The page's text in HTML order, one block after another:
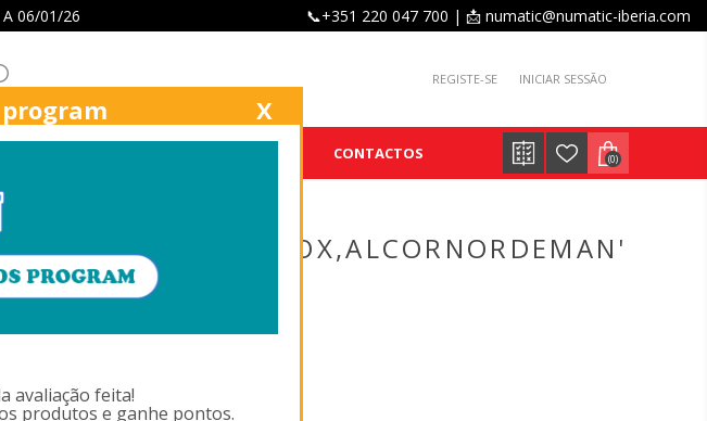
06/01/26 📞+351 220 047 700 | 📩 numatic@numatic-iberia.com
REGISTE-SE INICIAR SESSÃO
CONTACTOS (0)
'P1976,DETABINOX,ALCORNORDEMAN'
X
avaliação feita!
produtos e ganhe pontos.